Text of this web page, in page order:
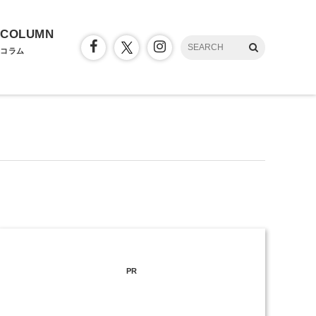
COLUMN
コラム
PR